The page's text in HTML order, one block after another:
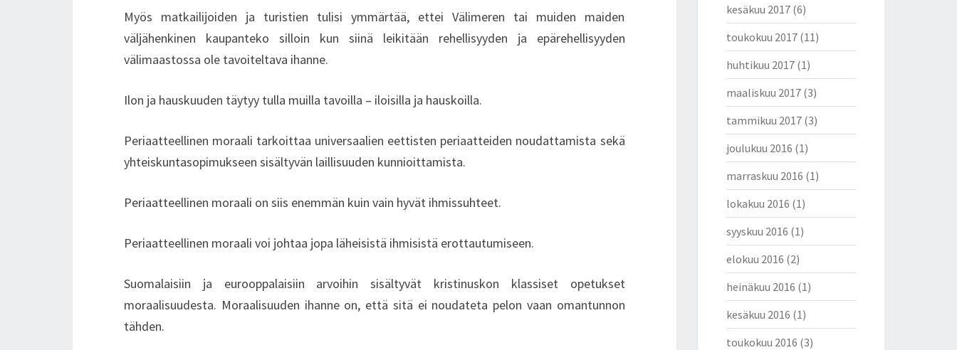
E
D
U
A
N
O
A
L
I
S
Myös matkailijoiden ja turistien tulisi ymmärtää, ettei Välimeren tai muiden maiden
väljähenkinen kaupanteko silloin kun siinä leikitään rehellisyyden ja epärehellisyyden
välimaastossa ole tavoiteltava ihanne.
Ilon ja hauskuuden täytyy tulla muilla tavoilla – iloisilla ja hauskoilla.
Periaatteellinen moraali tarkoittaa universaalien eettisten periaatteiden noudattamista sekä
yhteiskuntasopimukseen sisältyvän laillisuuden kunnioittamista.
Periaatteellinen moraali on siis enemmän kuin vain hyvät ihmissuhteet.
Periaatteellinen moraali voi johtaa jopa läheisistä ihmisistä erottautumiseen.
Suomalaisiin ja eurooppalaisiin arvoihin sisältyvät kristinuskon klassiset opetukset
moraalisuudesta. Moraalisuuden ihanne on, että sitä ei noudateta pelon vaan omantunnon
tähden.
kesäkuu 2017(6)
toukokuu 2017(11)
huhtikuu 2017(1)
maaliskuu 2017(3)
tammikuu 2017(3)
joulukuu 2016 (1)
marraskuu 2016 (1)
lokakuu 2016 (1)
syyskuu 2016 (1)
elokuu 2016 (2)
heinäkuu 2016 (1)
kesäkuu 2016 (1)
toukokuu 2016 (3)